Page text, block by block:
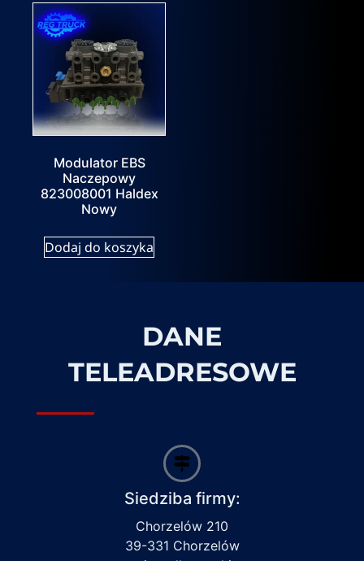
Modulator EBS
Naczepowy
823008001 Haldex
Nowy
Dodaj do koszyka
DANE
TELEADRESOWE
Siedziba firmy:
Chorzelów 210
39-331 Chorzelów